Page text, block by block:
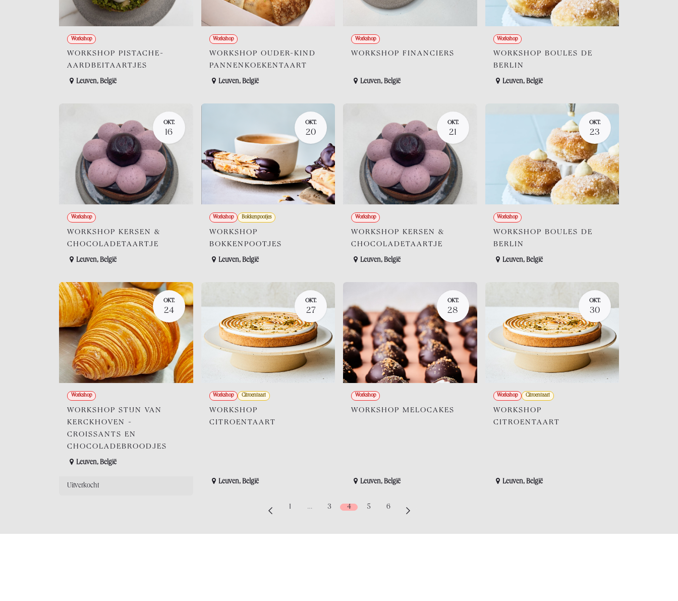
Workshop
WORKSHOP PISTACHE-
AARDBEITAARTJES
Leuven, België
Workshop
WORKSHOP OUDER-KIND
PANNENKOEKENTAART
Leuven, België
Workshop
WORKSHOP FINANCIERS
Leuven, België
Workshop
WORKSHOP BOULES DE
BERLIN
Leuven, België
OKT.
16
Workshop
WORKSHOP KERSEN &
CHOCOLADETAARTJE
Leuven, België
OKT.
20
Workshop Bokkenpootjes
WORKSHOP
BOKKENPOOTJES
Leuven, België
OKT.
21
Workshop
WORKSHOP KERSEN &
CHOCOLADETAARTJE
Leuven, België
OKT.
23
Workshop
WORKSHOP BOULES DE
BERLIN
Leuven, België
OKT.
24
Workshop
WORKSHOP STIJN VAN
KERCKHOVEN -
CROISSANTS EN
CHOCOLADEBROODJES
Leuven, België
Uitverkocht
OKT.
27
Workshop Citroentaart
WORKSHOP
CITROENTAART
Leuven, België
OKT.
28
Workshop
WORKSHOP MELOCAKES
Leuven, België
OKT.
30
Workshop Citroentaart
WORKSHOP
CITROENTAART
Leuven, België
1 … 3 4 5 6